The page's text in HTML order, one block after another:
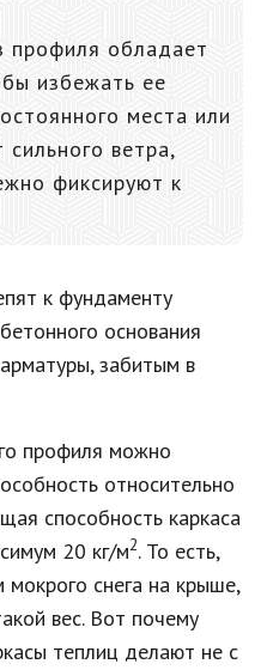
профиля обладает
избежать ее
места или
ветра,
фиксируют к
к фундаменту
основания
забитым в
профиля можно
относительно
способность каркаса
20 кг/м2. То есть,
мокрого снега на крыше,
вес. Вот почему
теплиц делают не с